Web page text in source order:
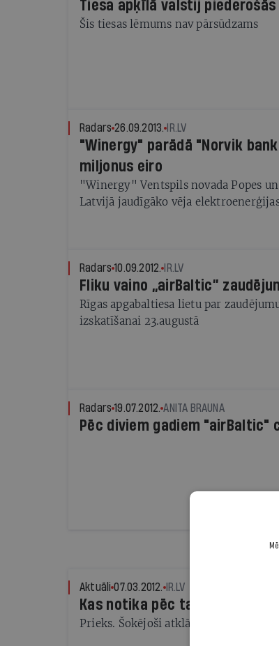
Tiesa apķīlā valstij
Šis tiesas lēmums nav pārsūdzams
Radars 26.09.2013. IR.LV
"Winergy" parādā "Norvik
miljonus eiro
"Winergy" Ventspils novada Popes
Latvijā jaudīgāko vēja
Radars 10.09.2012. IR.LV
Fliku vaino „airBaltic”
Rīgas apgabaltiesa lietu par
izskatīšanai 23.augustā
Radars 19.07.2012. ANITA BRAUNA
Pēc diviem gadiem "airBaltic"
Aktuāli 07.03.2012. IR.LV
Kas notika pēc tam?
Prieks. Šokējoši atklājumi. Solījumi